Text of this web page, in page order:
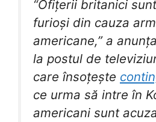
“Ofițerii britanici
furioși din cauza
americane,” a
la postul de
care însoțește
ce urma să intre în
americani sunt